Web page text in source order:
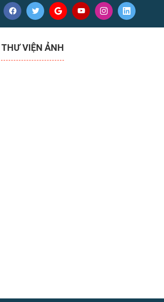
tỉ mỉ từng chi tiết. ️In, thêu Logo miễn phí.
cho nhà máy chế biến
THƯ VIỆN ẢNH